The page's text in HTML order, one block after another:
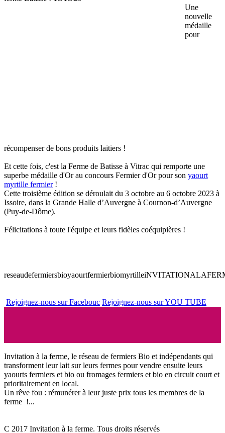
Une
nouvelle
médaille
pour
récompenser de bons produits laitiers !
Et cette fois, c'est la Ferme de Batisse à Vitrac qui remporte une
superbe médaille d'Or au concours Fermier d'Or pour son yaourt
myrtille fermier!
Cette troisième édition se déroulait du 3 octobre au 6 octobre 2023 à
Issoire, dans la Grande Halle d’Auvergne à Cournon-d’Auvergne
(Puy-de-Dôme).
Félicitations à toute l'équipe et leurs fidèles coéquipières !
reseaudefermiersbioyaourtfermierbiomyrtille
Rejoignez-nous sur Facebouc Rejoignez-nous sur YOU TUBE
Invitation à la ferme, le réseau de fermiers Bio et indépendants qui
transforment leur lait sur leurs fermes pour vendre ensuite leurs
yaourts fermiers et bio ou fromages fermiers et bio en circuit court et
prioritairement en local.
Un rêve fou : rémunérer à leur juste prix tous les membres de la
ferme !...
C 2017 Invitation à la ferme. Tous droits réservés